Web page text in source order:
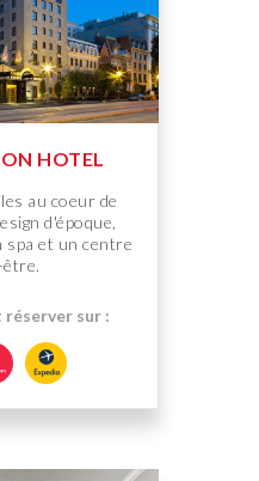
HOTEL
au coeur de
d'époque,
spa et un centre
être.
sur :